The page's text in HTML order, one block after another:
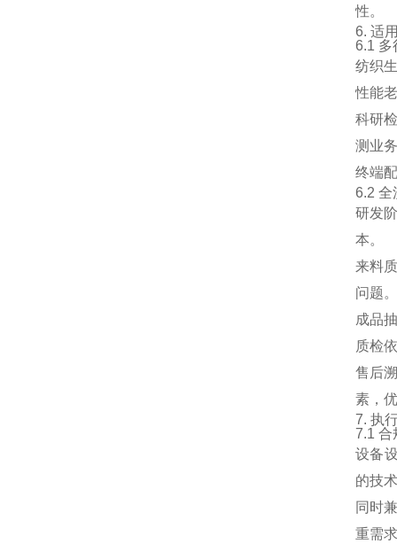
性。
6. 适
6.1 多
纺织
性能
科研
测业
终端
6.2 全
研发
本。
来料
问题。
成品
质检
售后
素，
7. 执
7.1 合
设备
的技
同时
重需